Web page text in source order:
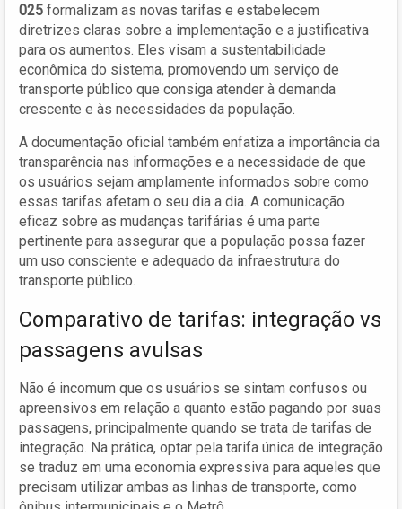
025 formalizam as novas tarifas e estabelecem
diretrizes claras sobre a implementação e a justificativa
para os aumentos. Eles visam a sustentabilidade
econômica do sistema, promovendo um serviço de
transporte público que consiga atender à demanda
crescente e às necessidades da população.
A documentação oficial também enfatiza a importância da
transparência nas informações e a necessidade de que
os usuários sejam amplamente informados sobre como
essas tarifas afetam o seu dia a dia. A comunicação
eficaz sobre as mudanças tarifárias é uma parte
pertinente para assegurar que a população possa fazer
um uso consciente e adequado da infraestrutura do
transporte público.
Comparativo de tarifas: integração vs
passagens avulsas
Não é incomum que os usuários se sintam confusos ou
apreensivos em relação a quanto estão pagando por suas
passagens, principalmente quando se trata de tarifas de
integração. Na prática, optar pela tarifa única de integração
se traduz em uma economia expressiva para aqueles que
precisam utilizar ambas as linhas de transporte, como